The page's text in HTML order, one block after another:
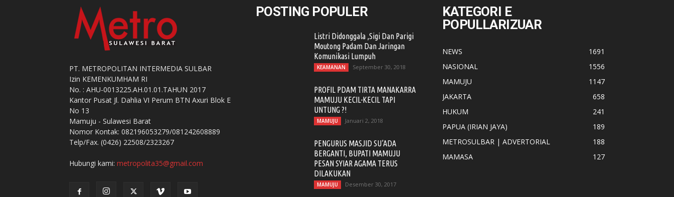
PT. METROPOLITAN INTERMEDIA SULBAR
Izin KEMENKUMHAM RI
No. : AHU-0013225.AH.01.01.TAHUN 2017
Kantor Pusat Jl. Dahlia VI Perum BTN Axuri Blok E
No 13
Mamuju - Sulawesi Barat
Nomor Kontak: 082196053279/081242608889
Telp/Fax. (0426) 22508/2323267
Hubungi kami: metropolita35@gmail.com
POSTING POPULER
Listri Didonggala ,Sigi Dan Parigi
Moutong Padam Dan Jaringan
Komunikasi Lumpuh
KEAMANAN September 30, 2018
PROFIL PDAM TIRTA MANAKARRA
MAMUJU KECIL-KECIL TAPI
UNTUNG ?!
MAMUJU Januari 2, 2018
PENGURUS MASJID SU’ADA
BERGANTI, BUPATI MAMUJU
PESAN SYIAR AGAMA TERUS
DILAKUKAN
MAMUJU Desember 30, 2017
KATEGORI E
POPULLARIZUAR
NEWS
1691
NASIONAL
1556
MAMUJU
1147
JAKARTA
658
HUKUM
241
PAPUA (IRIAN JAYA)
189
METROSULBAR | ADVERTORIAL
188
MAMASA
127